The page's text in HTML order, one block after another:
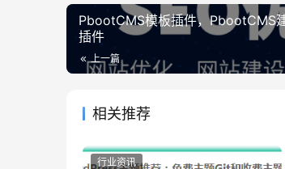
PbootCMS模板插件，PbootCMS
插件
上一篇
相关推荐
行业资讯